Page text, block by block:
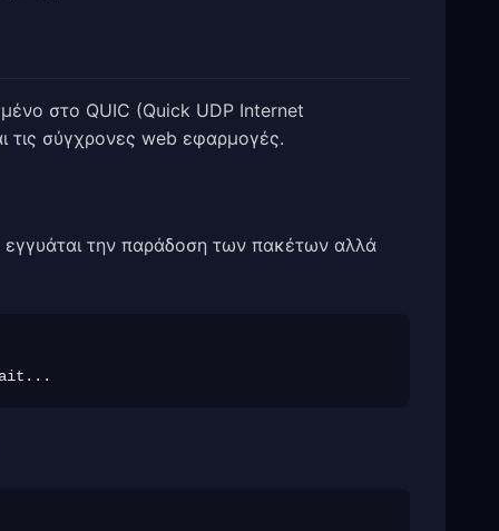
στο QUIC (Quick UDP Internet
τις σύγχρονες web εφαρμογές.
την παράδοση των πακέτων αλλά